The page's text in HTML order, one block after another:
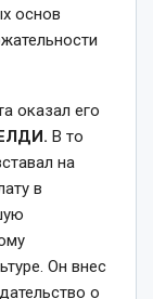
основ
оказал его
В то
на
в
Он внес
о